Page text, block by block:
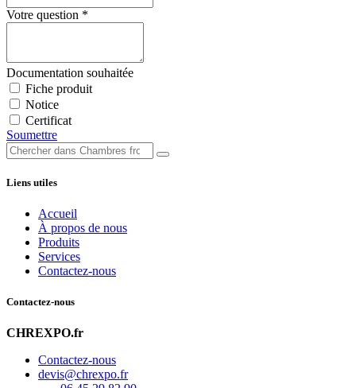
Votre question *
Documentation souhaitée
Fiche produit
Notice
Certificat
Soumettre
Liens utiles
Accueil
À propos de nous
Produits
Services
Contactez-nous
Contactez-nous
CHREXPO.fr
Contactez-nous
devis@chrexpo.fr